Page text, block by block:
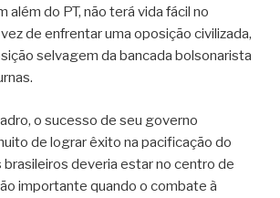
além do PT, não terá vida fácil no
de enfrentar uma oposição civilizada,
selvagem da bancada bolsonarista
o sucesso de seu governo
de lograr êxito na pacificação do
brasileiros deveria estar no centro de
importante quando o combate à